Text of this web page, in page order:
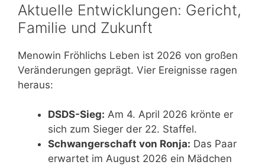
Aktuelle Entwicklungen: Gericht,
Familie und Zukunft
Menowin Fröhlichs Leben ist 2026 von großen
Veränderungen geprägt. Vier Ereignisse ragen
heraus:
DSDS-Sieg: Am 4. April 2026 krönte er
sich zum Sieger der 22. Staffel.
Schwangerschaft von Ronja: Das Paar
erwartet im August 2026 ein Mädchen